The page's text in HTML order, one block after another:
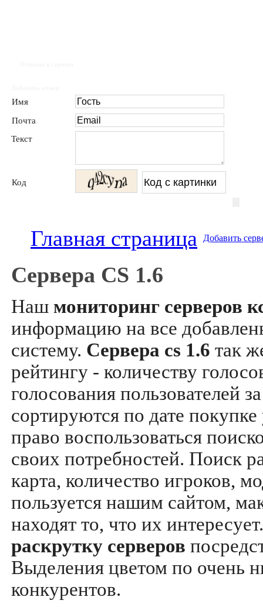
Имя
Почта
Текст
Код
Главная страница Добавить
Сервера CS 1.6
Наш мониторинг серверов
информацию на все
систему. Сервера cs 1.6 так
рейтингу - количеству
голосования пользователей
сортируются по дате
право воспользоваться
своих потребностей. Поиск
карта, количество игроков,
пользуется нашим сайтом,
находят то, что их
раскрутку серверов
Выделения цветом по очень
конкурентов.